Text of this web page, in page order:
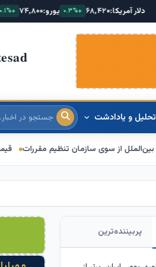
۶۸,۴۲۰ +۰.۳% یورو:۷۴,۸۰۰ +۰.۱% طلای ۱۸ عیار:
تحلیل و یادادشت درباره ما
قیمت طلا و سکه امروز 15 مرداد 1405/ فرمان بازار طلا به دست اونس جهانی
پربیننده‌ترین